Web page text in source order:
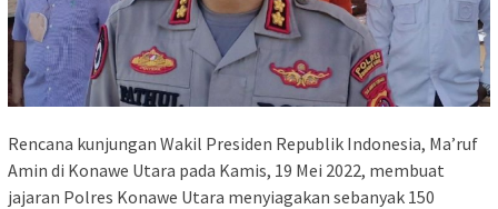
Rencana kunjungan Wakil Presiden Republik Indonesia, Ma’ruf
Amin di Konawe Utara pada Kamis, 19 Mei 2022, membuat
jajaran Polres Konawe Utara menyiagakan sebanyak 150